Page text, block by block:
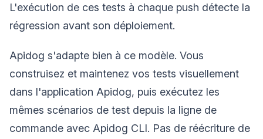
L'exécution de ces tests à chaque push détecte la
régression avant son déploiement.
Apidog s'adapte bien à ce modèle. Vous
construisez et maintenez vos tests visuellement
dans l'application Apidog, puis exécutez les
mêmes scénarios de test depuis la ligne de
commande avec Apidog CLI. Pas de réécriture de